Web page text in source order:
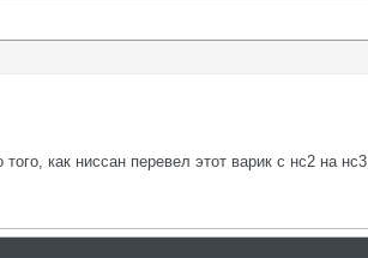
как ниссан перевел этот варик с нс2 на нс3